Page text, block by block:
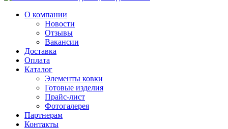
О компании
Новости
Отзывы
Вакансии
Доставка
Оплата
Каталог
Элементы ковки
Готовые изделия
Прайс-лист
Фотогалерея
Партнерам
Контакты